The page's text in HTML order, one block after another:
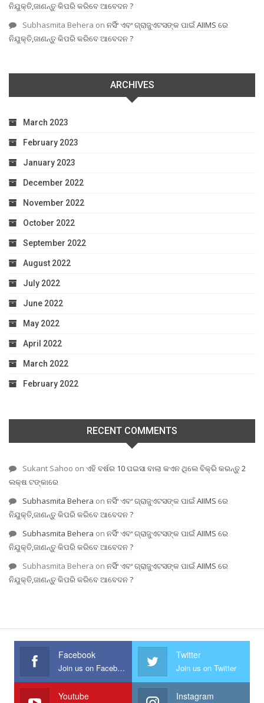
ନିଯୁକ୍ତି,ଜାଣନ୍ତୁ କିପରି କରିବେ ଆବେଦନ ?
Subhasmita Behera on ନର୍ସିଂ ଏବଂ ଗ୍ରାଜୁଏଟସଙ୍କ ପାଇଁ AIIMS ରେ
ନିଯୁକ୍ତି,ଜାଣନ୍ତୁ କିପରି କରିବେ ଆବେଦନ ?
ARCHIVES
March 2023
February 2023
January 2023
December 2022
November 2022
October 2022
September 2022
August 2022
July 2022
June 2022
May 2022
April 2022
March 2022
February 2022
RECENT COMMENTS
Sukant Sahoo on ଏହି ବର୍ଷର 10 ପଇସା ବାଲା କଏନ ଥିଲେ ବିକ୍ରି କରନ୍ତୁ 2
ଲକ୍ଷ ଟଙ୍କାରେ
Subhasmita Behera on ନର୍ସିଂ ଏବଂ ଗ୍ରାଜୁଏଟସଙ୍କ ପାଇଁ AIIMS ରେ
ନିଯୁକ୍ତି,ଜାଣନ୍ତୁ କିପରି କରିବେ ଆବେଦନ ?
Subhasmita Behera on ନର୍ସିଂ ଏବଂ ଗ୍ରାଜୁଏଟସଙ୍କ ପାଇଁ AIIMS ରେ
ନିଯୁକ୍ତି,ଜାଣନ୍ତୁ କିପରି କରିବେ ଆବେଦନ ?
Subhasmita Behera on ନର୍ସିଂ ଏବଂ ଗ୍ରାଜୁଏଟସଙ୍କ ପାଇଁ AIIMS ରେ
ନିଯୁକ୍ତି,ଜାଣନ୍ତୁ କିପରି କରିବେ ଆବେଦନ ?
Facebook
Join us on Facebook
Twitter
Join us on Twitter
Youtube Instagram